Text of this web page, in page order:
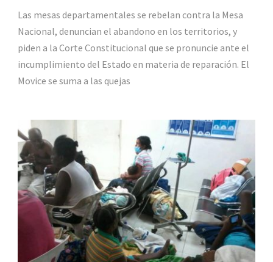
Las mesas departamentales se rebelan contra la Mesa
Nacional, denuncian el abandono en los territorios, y
piden a la Corte Constitucional que se pronuncie ante el
incumplimiento del Estado en materia de reparación. El
Movice se suma a las quejas